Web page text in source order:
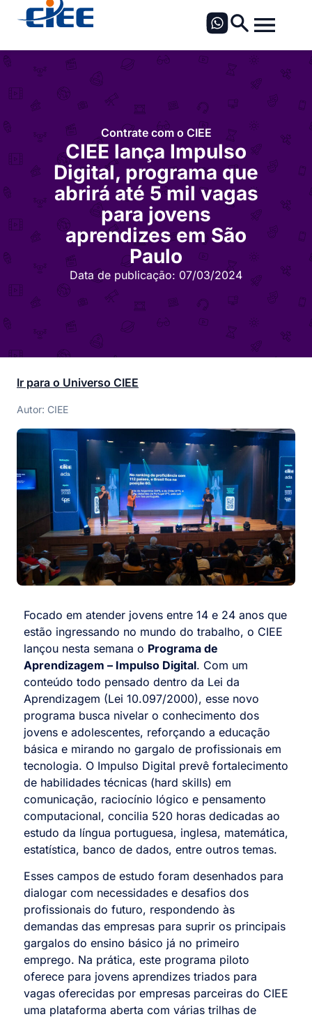
Contrate com o CIEE
CIEE lança Impulso
Digital, programa que
abrirá até 5 mil vagas
para jovens
aprendizes em São
Paulo
Data de publicação: 07/03/2024
Ir para o Universo CIEE
Autor: CIEE
Focado em atender jovens entre 14 e 24 anos que
estão ingressando no mundo do trabalho, o CIEE
lançou nesta semana o Programa de
Aprendizagem – Impulso Digital. Com um
conteúdo todo pensado dentro da Lei da
Aprendizagem (Lei 10.097/2000), esse novo
programa busca nivelar o conhecimento dos
jovens e adolescentes, reforçando a educação
básica e mirando no gargalo de profissionais em
tecnologia. O Impulso Digital prevê fortalecimento
de habilidades técnicas (hard skills) em
comunicação, raciocínio lógico e pensamento
computacional, concilia 520 horas dedicadas ao
estudo da língua portuguesa, inglesa, matemática,
estatística, banco de dados, entre outros temas.
Esses campos de estudo foram desenhados para
dialogar com necessidades e desafios dos
profissionais do futuro, respondendo às
demandas das empresas para suprir os principais
gargalos do ensino básico já no primeiro
emprego. Na prática, este programa piloto
oferece para jovens aprendizes triados para
vagas oferecidas por empresas parceiras do CIEE
uma plataforma aberta com várias trilhas de